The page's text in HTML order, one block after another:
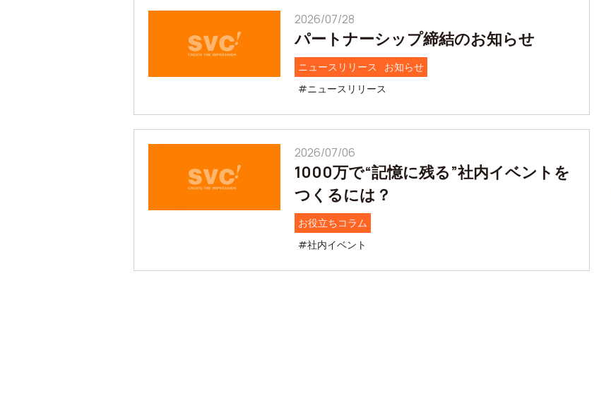
2026/07/28
パートナーシップ締結のお知らせ
ニュースリリース
お知らせ
#ニュースリリース
2026/07/06
1000万で“記憶に残る”社内イベントを
つくるには？
お役立ちコラム
#社内イベント